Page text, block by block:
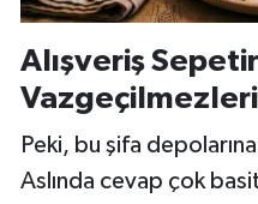
Alışveriş
Vazgeçilmezleri
Peki, bu şifa
Aslında cevap çok